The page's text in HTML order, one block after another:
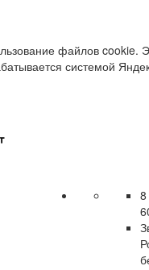
файлов
системой